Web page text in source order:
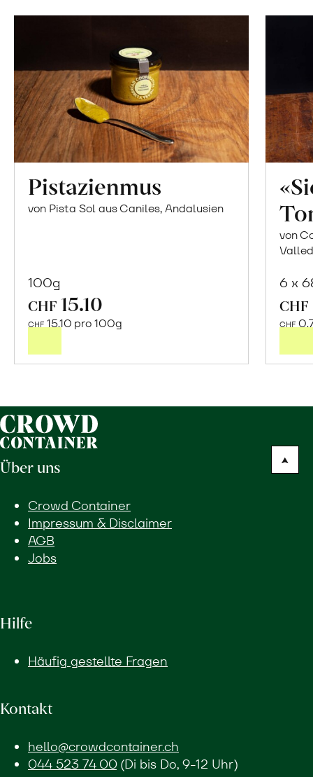
Pistazienmus
von Pista Sol aus Caniles, Andalusien
100g
CHF 15.10
CHF15.10 pro 100gden
von
6 x
CHF
CHF
Über uns
Crowd Container
Impressum & Disclaimer
AGB
Jobs
Hilfe
Häufig gestellte Fragen
Kontakt
hello@crowdcontainer.ch
044 523 74 00(Di bis Do, 9-12 Uhr)